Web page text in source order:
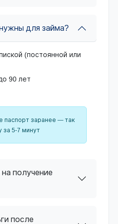
для займа?
(постоянной или
90 лет
паспорт заранее — так
за 5-7 минут
на получение
после